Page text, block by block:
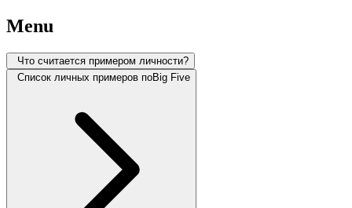
Menu
Что считается примером личности?
Список личных примеров поBig Five